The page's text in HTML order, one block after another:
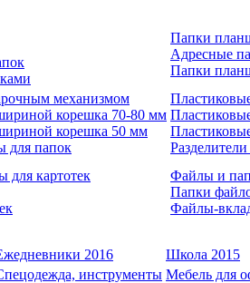
Папки
Адресные
Папки
механизмом
корешка 70-80 мм
корешка 50 мм
для папок
для картотек
Файлы и
Папки
Файлы-
2016
Школа 2015
инструменты Мебель для